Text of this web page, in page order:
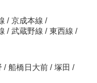
/ 京成本線 /
/ 武蔵野線 / 東西線 /
/ 船橋日大前 / 塚田 /